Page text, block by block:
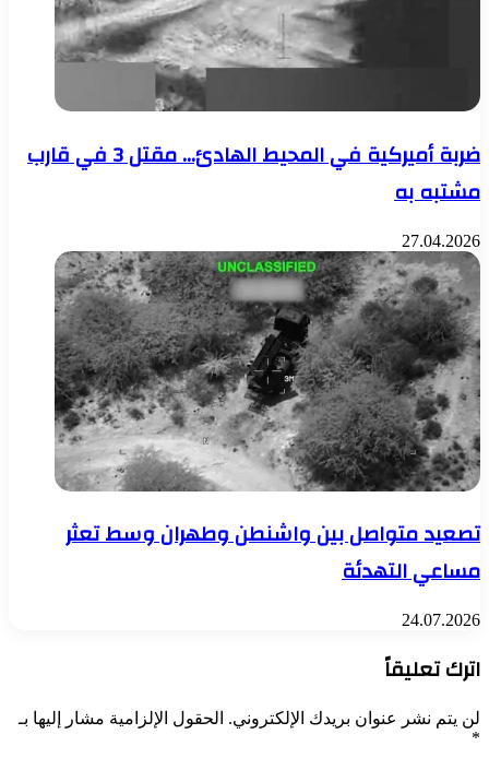
ضربة أميركية في المحيط الهادئ… مقتل 3 في قارب
مشتبه به
27.04.2026
تصعيد متواصل بين واشنطن وطهران وسط تعثر
مساعي التهدئة
24.07.2026
اترك تعليقاً
لن يتم نشر عنوان بريدك الإلكتروني. الحقول الإلزامية مشار إليها بـ
*